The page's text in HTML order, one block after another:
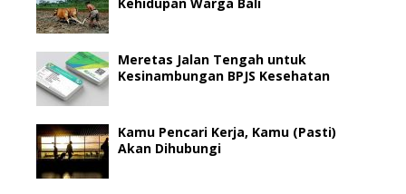
Meretas Jalan Tengah untuk
Kesinambungan BPJS Kesehatan
Kamu Pencari Kerja, Kamu (Pasti)
Akan Dihubungi